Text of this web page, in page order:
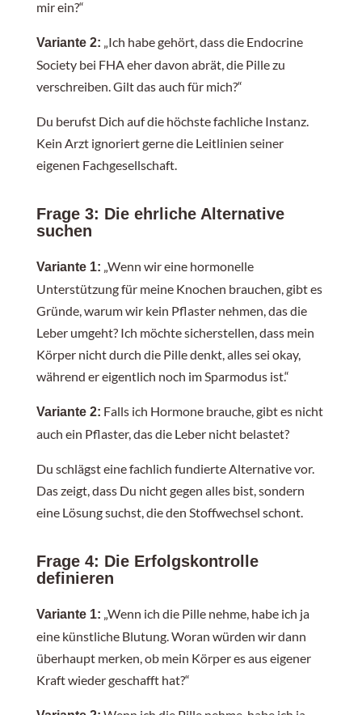
mir ein?“
Variante 2: „Ich habe gehört, dass die Endocrine
Society bei FHA eher davon abrät, die Pille zu
verschreiben. Gilt das auch für mich?“
Du berufst Dich auf die höchste fachliche Instanz.
Kein Arzt ignoriert gerne die Leitlinien seiner
eigenen Fachgesellschaft.
Frage 3: Die ehrliche Alternative
suchen
Variante 1: „Wenn wir eine hormonelle
Unterstützung für meine Knochen brauchen, gibt es
Gründe, warum wir kein Pflaster nehmen, das die
Leber umgeht? Ich möchte sicherstellen, dass mein
Körper nicht durch die Pille denkt, alles sei okay,
während er eigentlich noch im Sparmodus ist.“
Variante 2: Falls ich Hormone brauche, gibt es nicht
auch ein Pflaster, das die Leber nicht belastet?
Du schlägst eine fachlich fundierte Alternative vor.
Das zeigt, dass Du nicht gegen alles bist, sondern
eine Lösung suchst, die den Stoffwechsel schont.
Frage 4: Die Erfolgskontrolle
definieren
Variante 1: „Wenn ich die Pille nehme, habe ich ja
eine künstliche Blutung. Woran würden wir dann
überhaupt merken, ob mein Körper es aus eigener
Kraft wieder geschafft hat?“